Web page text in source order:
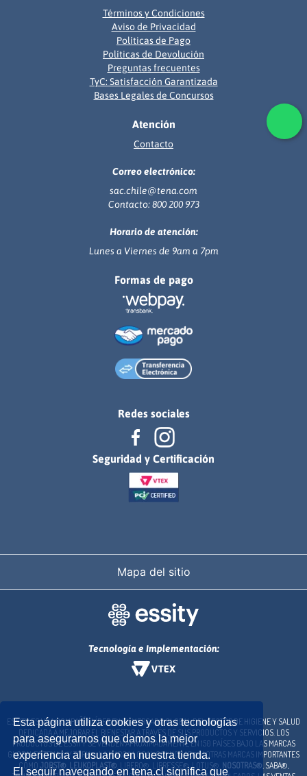
Esta página utiliza cookies y otras tecnologías
para asegurarnos que damos la mejor
experiencia al usuario en nuestra tienda.
El seguir navegando en tena.cl significa que
Términos y Condiciones
Aviso de Privacidad
Políticas de Pago
Políticas de Devolución
Preguntas frecuentes
TyC: Satisfacción Garantizada
Bases Legales de Concursos
Atención
Contacto
Correo electrónico:
sac.chile@tena.com
Contacto: 800 200 973
Horario de atención:
Lunes a Viernes de 9am a 7pm
Formas de pago
Redes sociales
Seguridad y Certificación
Mapa del sitio
Tecnología e Implementación:
ESSITY ES UNA COMPAÑÍA LÍDER EN EL MERCADO GLOBAL DEL SECTOR DE HIGIENE Y SALUD
DEDICADA A MEJORAR EL BIENESTAR A TRAVÉS DE SUS PRODUCTOS Y SERVICIOS. LOS
PRODUCTOS DE ESSITY SE VENDEN APROXIMADAMENTE EN 150 PAÍSES BAJO LAS MARCAS
GLOBALES TENA® Y TORK®, LA MARCA LOCAL COLHOGAR® Y OTRAS MARCAS IMPORTANTES
COMO JOBST® LEUKOPLAST® , LIBERO®, LIBRESSE®, LOTUS®, NOSOTRAS®, SABA®,